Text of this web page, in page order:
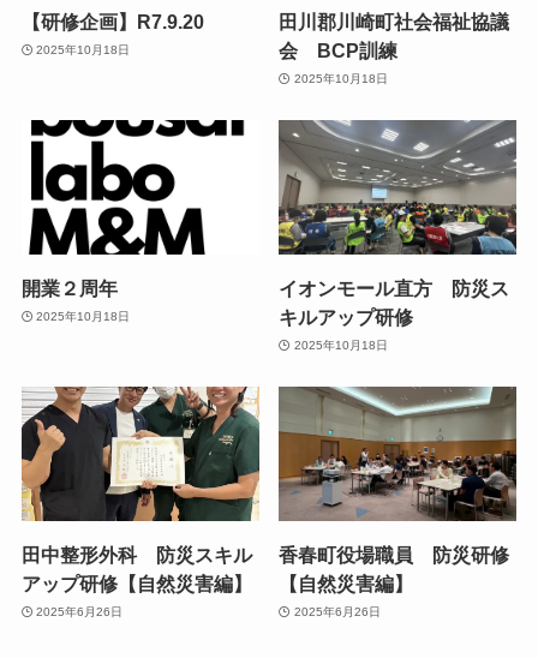
【研修企画】R7.9.20
2025年10月18日
田川郡川崎町社会福祉協議
会 BCP訓練
2025年10月18日
開業２周年
2025年10月18日
イオンモール直方 防災ス
キルアップ研修
2025年10月18日
田中整形外科 防災スキル
アップ研修【自然災害編】
2025年6月26日
香春町役場職員 防災研修
【自然災害編】
2025年6月26日